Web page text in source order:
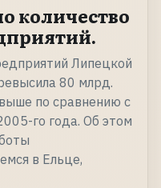
количество
Липецкой
80 млрд.
по сравнению с
го года. Об этом
в Ельце,